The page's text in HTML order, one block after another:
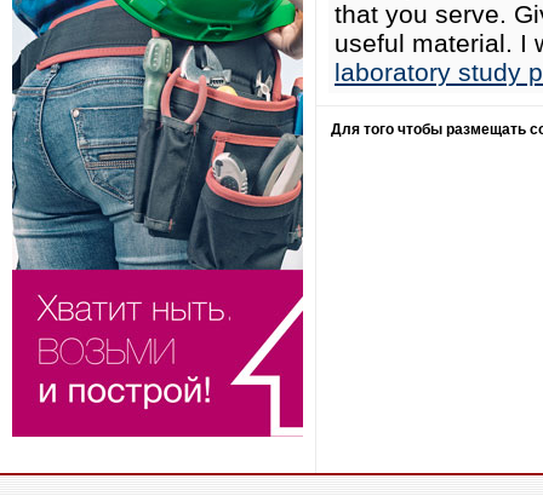
that you serve.
useful material. I
laboratory study
Для того чтобы размещать